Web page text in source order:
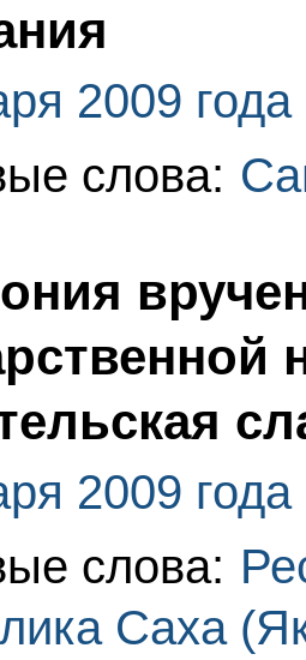
2009 года
слова:
2009 года
слова:
Саха